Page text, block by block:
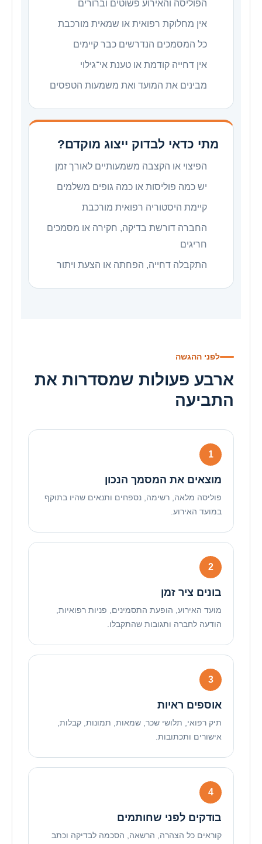
הפוליסה והאירוע פשוטים וברורים
אין מחלוקת רפואית או שמאית מורכבת
כל המסמכים הנדרשים כבר קיימים
אין דחייה קודמת או טענת אי־גילוי
מבינים את המועד ואת משמעות הטפסים
מתי כדאי לבדוק ייצוג מוקדם?
הפיצוי או הקצבה משמעותיים לאורך זמן
יש כמה פוליסות או כמה גופים משלמים
קיימת היסטוריה רפואית מורכבת
החברה דורשת בדיקה, חקירה או מסמכים
חריגים
התקבלה דחייה, הפחתה או הצעת ויתור
לפני ההגשה
ארבע פעולות שמסדרות את
התביעה
מוצאים את המסמך הנכון
פוליסה מלאה, רשימה, נספחים ותנאים שהיו בתוקף
במועד האירוע.
בונים ציר זמן
מועד האירוע, הופעת התסמינים, פניות רפואיות,
הודעה לחברה ותגובות שהתקבלו.
אוספים ראיות
תיק רפואי, תלושי שכר, שמאות, תמונות, קבלות,
אישורים ותכתובות.
בודקים לפני שחותמים
קוראים כל הצהרה, הרשאה, הסכמה לבדיקה וכתב